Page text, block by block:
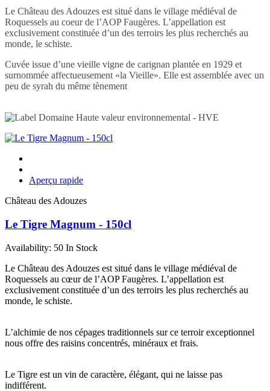
Le Château des Adouzes est situé dans le village médiéval de
Roquessels au coeur de l’AOP Faugères. L’appellation est
exclusivement constituée d’un des terroirs les plus recherchés au
monde, le schiste.
Cuvée issue d’une vieille vigne de carignan plantée en 1929 et
surnommée affectueusement «la Vieille». Elle est assemblée avec un
peu de syrah du même tènement
Aperçu rapide
Château des Adouzes
Le Tigre Magnum - 150cl
Availability: 50 In Stock
Le Château des Adouzes est situé dans le village médiéval de
Roquessels au cœur de l’AOP Faugères. L’appellation est
exclusivement constituée d’un des terroirs les plus recherchés au
monde, le schiste.
L’alchimie de nos cépages traditionnels sur ce terroir exceptionnel
nous offre des raisins concentrés, minéraux et frais.
Le Tigre est un vin de caractère, élégant, qui ne laisse pas
indifférent.